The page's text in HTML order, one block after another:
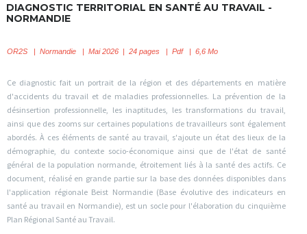
DIAGNOSTIC TERRITORIAL EN SANTÉ AU TRAVAIL -
NORMANDIE
OR2S Normandie | Mai 2026 | 24 pages | Pdf | 6,6 Mo
Ce diagnostic fait un portrait de la région et des départements en matière
d'accidents du travail et de maladies professionnelles. La prévention de la
désinsertion professionnelle, les inaptitudes, les transformations du travail,
ainsi que des zooms sur certaines populations de travailleurs sont également
abordés. À ces éléments de santé au travail, s'ajoute un état des lieux de la
démographie, du contexte socio-économique ainsi que de l'état de santé
général de la population normande, étroitement liés à la santé des actifs. Ce
document, réalisé en grande partie sur la base des données disponibles dans
l'application régionale Beist Normandie (Base évolutive des indicateurs en
santé au travail en Normandie), est un socle pour l'élaboration du cinquième
Plan Régional Santé au Travail.